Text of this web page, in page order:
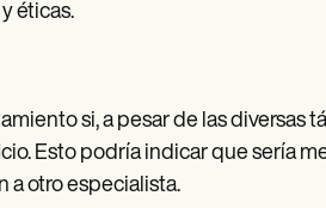
éticas.
si, a pesar de las diversas
Esto podría indicar que sería
a otro especialista.